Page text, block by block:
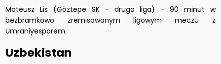
Mateusz Lis (Göztepe SK - druga liga) - 90 minut w
bezbramkowo zremisowanym ligowym meczu z
Ümraniyesporem.
Uzbekistan